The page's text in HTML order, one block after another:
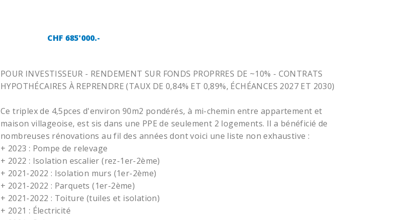
CHF 685'000.-
POUR INVESTISSEUR - RENDEMENT SUR FONDS PROPRRES DE ~10% - CONTRATS
HYPOTHÉCAIRES À REPRENDRE (TAUX DE 0,84% ET 0,89%, ÉCHÉANCES 2027 ET 2030)
Ce triplex de 4,5pces d'environ 90m2 pondérés, à mi-chemin entre appartement et
maison villageoise, est sis dans une PPE de seulement 2 logements. Il a bénéficié de
nombreuses rénovations au fil des années dont voici une liste non exhaustive :
+ 2023 : Pompe de relevage
+ 2022 : Isolation escalier (rez-1er-2ème)
+ 2021-2022 : Isolation murs (1er-2ème)
+ 2021-2022 : Parquets (1er-2ème)
+ 2021-2022 : Toiture (tuiles et isolation)
+ 2021 : Électricité